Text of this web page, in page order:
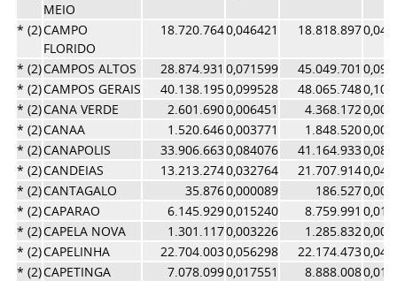
MEIO
* (2)CAMPO
FLORIDO
18.720.7640,046421 18.818.897
* (2)CAMPOS ALTOS 28.874.931 0,071599 45.049.701
* (2)CAMPOS GERAIS 40.138.1950,099528 48.065.748
* (2)CANA VERDE 2.601.6900,006451 4.368.172
* (2)CANAA 1.520.6460,003771 1.848.520
* (2)CANAPOLIS 33.906.6630,084076 41.164.933
* (2)CANDEIAS 13.213.2740,032764 21.707.914
* (2)CANTAGALO 35.8760,000089 186.527
* (2)CAPARAO 6.145.9290,015240 8.759.991
* (2)CAPELA NOVA 1.301.1170,003226 1.285.832
* (2)CAPELINHA 22.704.0030,056298 22.174.473
* (2)CAPETINGA 7.078.0990,017551 8.888.008